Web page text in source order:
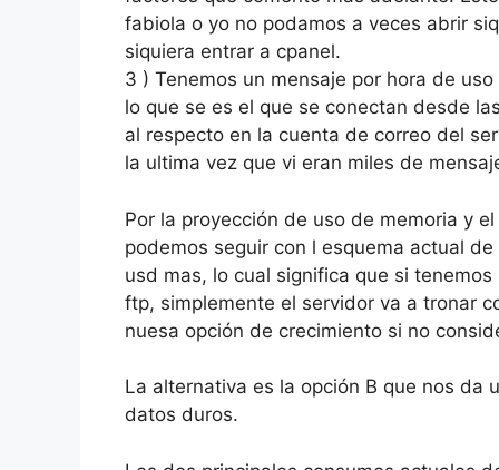
fabiola o yo no podamos a veces abrir
siquiera entrar a cpanel.
3 ) Tenemos un mensaje por hora de
lo que se es el que se conectan desde
al respecto en la cuenta de correo del
la ultima vez que vi eran miles de
Por la proyección de uso de memoria y
podemos seguir con l esquema actual
usd mas, lo cual significa que si
ftp, simplemente el servidor va a tronar
nuesa opción de crecimiento si no
La alternativa es la opción B que nos da
datos duros.